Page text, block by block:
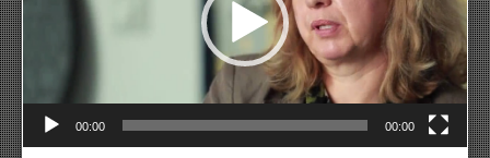
00:00 00:00